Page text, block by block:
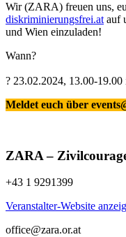
Wir (ZARA) freuen uns,
diskriminierungsfrei.at auf
und Wien einzuladen!
Wann?
? 23.02.2024, 13.00-19.00
Meldet euch über
ZARA –
+43 1 9291399
Veranstalter-Website
office@zara.or.at